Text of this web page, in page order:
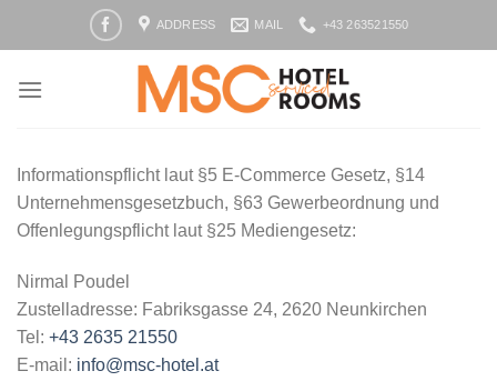
ADDRESS MAIL +43 263521550
Informationspflicht laut §5 E-Commerce Gesetz, §14
Unternehmensgesetzbuch, §63 Gewerbeordnung und
Offenlegungspflicht laut §25 Mediengesetz:
Nirmal Poudel
Zustelladresse: Fabriksgasse 24, 2620 Neunkirchen
Tel: +43 2635 21550
E-mail: info@msc-hotel.at